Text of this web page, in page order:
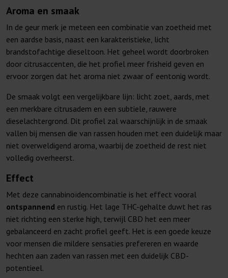
Aroma en smaak
In de geur merk je meteen een combinatie van zoetheid met
een aardse basis, naast een karakteristieke, licht
brandstofachtige dieseltoon. Het geheel wordt doorbroken
door citrusaccenten, die het profiel meer frisheid geven en
ervoor zorgen dat het aroma niet zwaar of eentonig wordt.
De smaak volgt een vergelijkbare lijn: licht zoet, aards, met
een merkbare citrusadem en een subtiele, rauwere
dieselachtergrond. Dit profiel zal waarschijnlijk in de smaak
vallen bij mensen die van rassen houden met een duidelijk maar
niet overweldigend aroma, waarbij de zoetheid de rest niet
volledig overheerst.
Effect
Met deze cannabinoïdencombinatie is het effect vooral
ontspannend en rustig. Het lage THC-gehalte duwt het ras
niet richting een sterke high, terwijl CBD het een meer
gebalanceerd en zacht profiel geeft. Het is een goede keuze
voor mensen die mildere sensaties prefereren en waarde
hechten aan zaden van rassen met een duidelijk CBD-
potentieel.